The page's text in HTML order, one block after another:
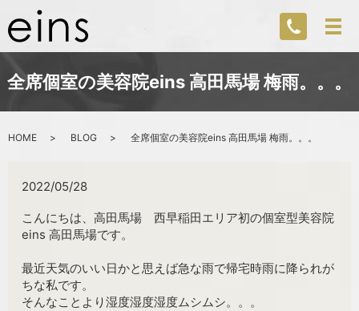
全席個室の美容院eins 高田馬場 梅雨。。。
HOME BLOG 全席個室の美容院eins 高田馬場 梅雨。。。
2022/05/28
こんにちは、高田馬場 西早稲田エリア初の個室型美容院
eins 高田馬場です。
最近天気のいい日かと思えば急な雨で帰宅時雨に降られが
ちな私です。
そんなことより湿度湿度湿度ムシムシ。。。